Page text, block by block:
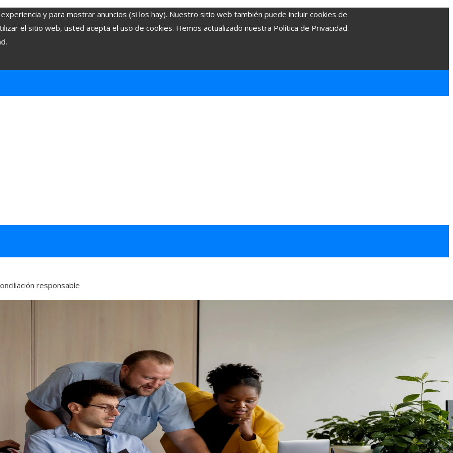
y para mostrar anuncios (si los hay). Nuestro sitio web también puede incluir cookies de
el sitio web, usted acepta el uso de cookies. Hemos actualizado nuestra Política de Privacidad.
responsable